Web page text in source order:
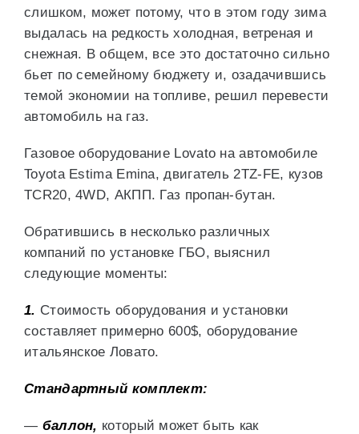
слишком, может потому, что в этом году зима
выдалась на редкость холодная, ветреная и
снежная. В общем, все это достаточно сильно
бьет по семейному бюджету и, озадачившись
темой экономии на топливе, решил перевести
автомобиль на газ.
Газовое оборудование Lovato на автомобиле
Toyota Estima Emina, двигатель 2TZ-FE, кузов
TCR20, 4WD, АКПП. Газ пропан-бутан.
Обратившись в несколько различных
компаний по установке ГБО, выяснил
следующие моменты:
1. Стоимость оборудования и установки
составляет примерно 600$, оборудование
итальянское Ловато.
Стандартный комплект:
— баллон, который может быть как